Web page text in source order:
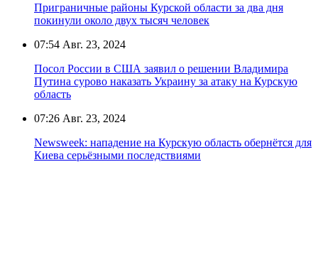
Приграничные районы Курской области за два дня
покинули около двух тысяч человек
07:54 Авг. 23, 2024
Посол России в США заявил о решении Владимира
Путина сурово наказать Украину за атаку на Курскую
область
07:26 Авг. 23, 2024
Newsweek: нападение на Курскую область обернётся для
Киева серьёзными последствиями